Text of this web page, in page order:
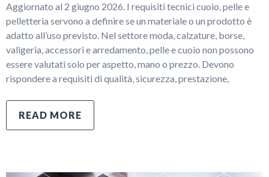
Aggiornato al 2 giugno 2026. I requisiti tecnici cuoio, pelle e
pelletteria servono a definire se un materiale o un prodotto è
adatto all’uso previsto. Nel settore moda, calzature, borse,
valigeria, accessori e arredamento, pelle e cuoio non possono
essere valutati solo per aspetto, mano o prezzo. Devono
rispondere a requisiti di qualità, sicurezza, prestazione,
READ MORE